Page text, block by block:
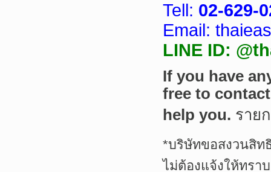
Tell: 02-629-
Email:
LINE ID:
If you have
free to
help you. ราย
*บริษัทขอสงวนสิท
ไม่ต้องแจ้งให้ทรา